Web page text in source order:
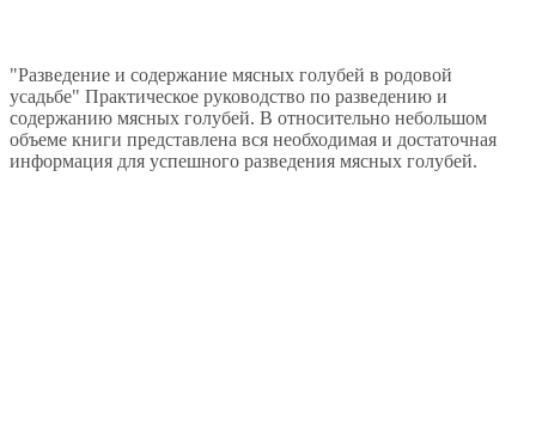
"Разведение и содержание мясных голубей в родовой
усадьбе" Практическое руководство по разведению и
содержанию мясных голубей. В относительно небольшом
объеме книги представлена вся необходимая и достаточная
информация для успешного разведения мясных голубей.